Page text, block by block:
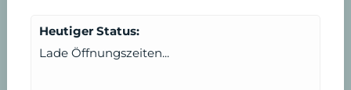
Heutiger Status:
Lade Öffnungszeiten...